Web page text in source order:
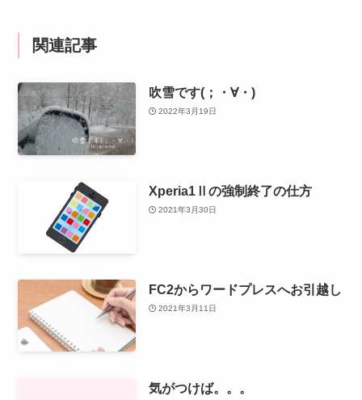
関連記事
吹雪です(；・∀・)
2022年3月19日
Xperia1Ⅱの強制終了の仕方
2021年3月30日
FC2からワードプレスへお引越し
2021年3月11日
気がつけば。。。